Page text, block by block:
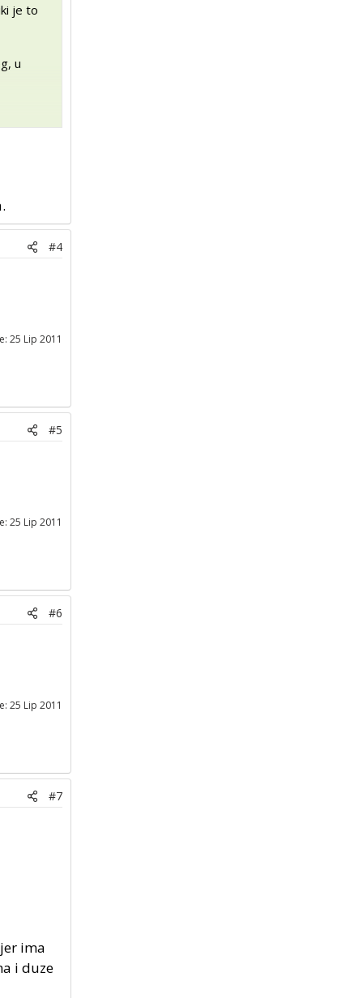
je to
u
#4
25 Lip 2011
#5
25 Lip 2011
#6
25 Lip 2011
#7
ima
i duze